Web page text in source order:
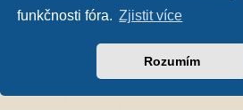
funkčnosti fóra. Zjistit více
Rozumím